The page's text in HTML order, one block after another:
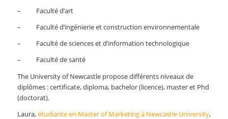
– Faculté d’art
– Faculté d’ingénierie et construction environnementale
– Faculté de sciences et d’information technologique
– Faculté de santé
The University of Newcastle propose différents niveaux de
diplômes : certificate, diploma, bachelor (licence), master et Phd
(doctorat).
Laura,étudiante en Master of Marketing à Newcastle University,